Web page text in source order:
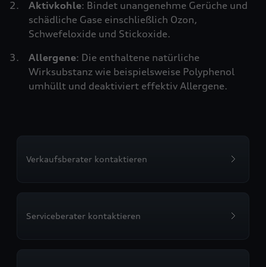
Aktivkohle: Bindet unangenehme Gerüche und
schädliche Gase einschließlich Ozon,
Schwefeloxide und Stickoxide.
Allergene: Die enthaltene natürliche
Wirksubstanz wie beispielsweise Polyphenol
umhüllt und deaktiviert effektiv Allergene.
Verkaufsberater kontaktieren
Serviceberater kontaktieren